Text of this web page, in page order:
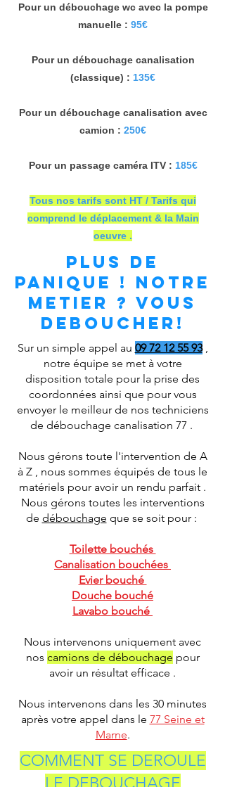
Pour un débouchage wc avec la pompe
manuelle : 95€
Pour un débouchage canalisation
(classique) : 135€
Pour un débouchage canalisation avec
camion : 250€
Pour un passage caméra ITV : 185€
Tous nos tarifs sont HT / Tarifs qui
comprend le déplacement & la Main
oeuvre .
PLUS DE
PANIQUE ! NOTRE
METIEr ? VOUS
DEBOUCHER!
Sur un simple appel au 09 72 12 55 93 ,
notre équipe se met à votre
disposition totale pour la prise des
coordonnées ainsi que pour vous
envoyer le meilleur de nos techniciens
de débouchage canalisation 77 .
Nous gérons toute l'intervention de A
à Z , nous sommes équipés de tous le
matériels pour avoir un rendu parfait .
Nous gérons toutes les interventions
de débouchage que se soit pour :
Toilette bouchés
Canalisation bouchées
Evier bouché
Douche bouché
Lavabo bouché
Nous intervenons uniquement avec
nos camions de débouchage pour
avoir un résultat efficace .
Nous intervenons dans les 30 minutes
après votre appel dans le 77 Seine et
Marne.
COMMENT SE DEROULE
LE DEBOUCHAGE